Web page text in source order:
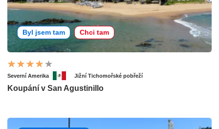
Byl jsem tam Chci tam
Severní Amerika Jižní Tichomořské pobřeží
Koupání v San Agustinillo